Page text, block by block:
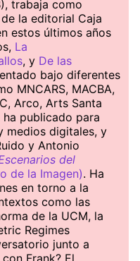
trabaja como
la editorial Caja
estos últimos años
La
, y De las
bajo diferentes
MNCARS, MACBA,
Arco, Arts Santa
publicado para
medios digitales, y
y Antonio
del
de la Imagen). Ha
en torno a la
como las
de la UCM, la
Regimes
junto a
Frank? El